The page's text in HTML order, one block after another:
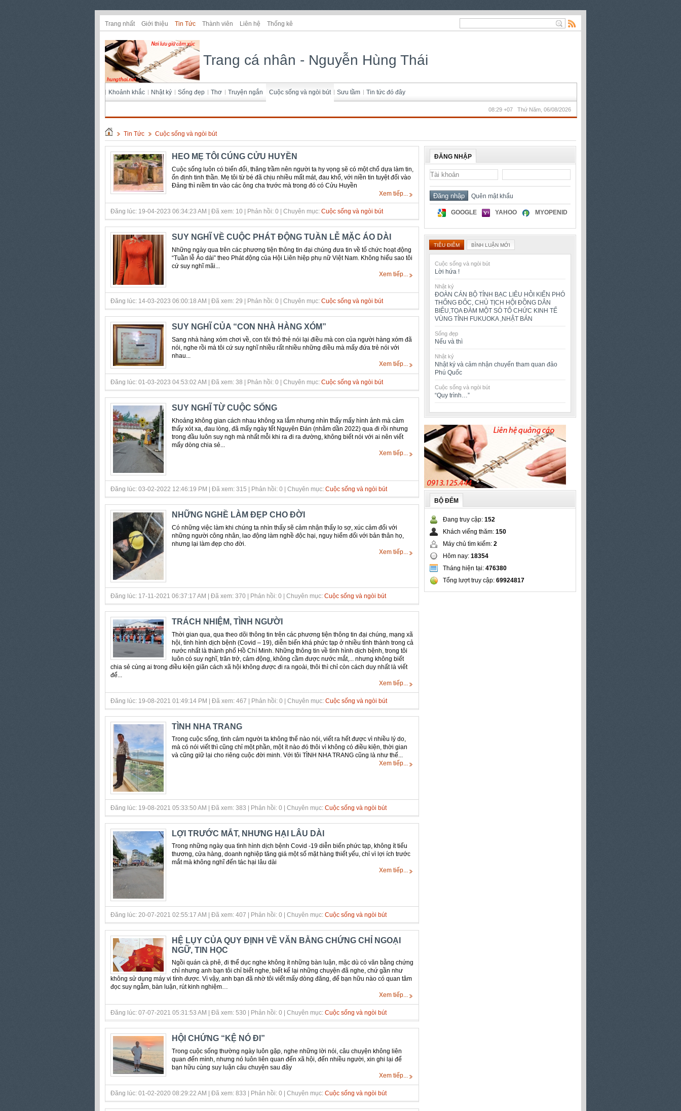
Trang nhất Giới thiệu Tin Tức Thành viên Liên hệ Thống kê
Trang cá nhân - Nguyễn Hùng Thái
Khoảnh khắc Nhật ký Sống đẹp Thơ Truyện ngắn Cuộc sống và ngòi bút Sưu tầm Tin tức đó đây
08:29 +07 Thứ Năm, 06/08/2026
Tin Tức Cuộc sống và ngòi bút
HEO MẸ TÔI CÚNG CỬU HUYỀN
Cuộc sống luôn có biến đổi, thăng trầm nên người ta hy vọng sẽ có một chổ dựa làm tin,
ổn định tinh thần. Mẹ tôi từ bé đã chịu nhiều mất mát, đau khổ, với niền tin tuyệt đối vào
Đảng thì niềm tin vào các ông cha trước mà trong đó có Cửu Huyền
Xem tiếp...
Đăng lúc: 19-04-2023 06:34:23 AM | Đã xem: 10 | Phản hồi: 0 | Chuyên mục: Cuộc sống và ngòi bút
SUY NGHĨ VỀ CUỘC PHÁT ĐỘNG TUẦN LỄ MẶC ÁO DÀI
Những ngày qua trên các phương tiện thông tin đại chúng đưa tin về tổ chức hoạt động
“Tuần lễ Áo dài” theo Phát động của Hội Liên hiệp phụ nữ Việt Nam. Không hiểu sao tôi
cứ suy nghĩ mãi...
Xem tiếp...
Đăng lúc: 14-03-2023 06:00:18 AM | Đã xem: 29 | Phản hồi: 0 | Chuyên mục: Cuộc sống và ngòi bút
SUY NGHĨ CỦA “CON NHÀ HÀNG XÓM”
Sang nhà hàng xóm chơi về, con tôi thỏ thẻ nói lại điều mà con của người hàng xóm đã
nói, nghe rồi mà tôi cứ suy nghĩ nhiều rất nhiều những điều mà mấy đứa trẻ nói với
nhau...
Xem tiếp...
Đăng lúc: 01-03-2023 04:53:02 AM | Đã xem: 38 | Phản hồi: 0 | Chuyên mục: Cuộc sống và ngòi bút
SUY NGHĨ TỪ CUỘC SỐNG
Khoảng không gian cách nhau không xa lắm nhưng nhìn thấy mấy hình ảnh mà cảm
thấy xót xa, đau lòng, đã mấy ngày tết Nguyên Đán (nhâm dần 2022) qua đi rồi nhưng
trong đầu luôn suy ngh mà nhất mỗi khi ra đi ra đường, không biết nói với ai nên viết
mấy dòng chia sẻ...
Xem tiếp...
Đăng lúc: 03-02-2022 12:46:19 PM | Đã xem: 315 | Phản hồi: 0 | Chuyên mục: Cuộc sống và ngòi bút
NHỮNG NGHỀ LÀM ĐẸP CHO ĐỜI
Có những việc làm khi chúng ta nhìn thấy sẽ cảm nhận thấy lo sợ, xúc cảm đối với
những người công nhân, lao động làm nghề độc hại, nguy hiểm đối với bản thân họ,
nhưng lại làm đẹp cho đời.
Xem tiếp...
Đăng lúc: 17-11-2021 06:37:17 AM | Đã xem: 370 | Phản hồi: 0 | Chuyên mục: Cuộc sống và ngòi bút
TRÁCH NHIỆM, TÌNH NGƯỜI
Thời gian qua, qua theo dõi thông tin trên các phương tiện thông tin đại chúng, mạng xã
hội, tình hình dịch bệnh (Covid – 19), diễn biến khá phức tạp ở nhiều tỉnh thành trong cả
nước nhất là thành phố Hồ Chí Minh. Những thông tin về tình hình dịch bệnh, trong tôi
luôn có suy nghĩ, trăn trở, cảm động, không cầm được nước mắt,... nhưng không biết
chia sẻ cùng ai trong điều kiện giãn cách xã hội không được đi ra ngoài, thôi thì chỉ còn cách duy nhất là viết
để...
Xem tiếp...
Đăng lúc: 19-08-2021 01:49:14 PM | Đã xem: 467 | Phản hồi: 0 | Chuyên mục: Cuộc sống và ngòi bút
TÌNH NHA TRANG
Trong cuộc sống, tình cảm người ta không thể nào nói, viết ra hết được vì nhiều lý do,
mà có nói viết thì cũng chỉ một phần, một ít nào đó thôi vì không có điều kiện, thời gian
và cũng giữ lại cho riêng cuộc đời minh. Với tôi TÌNH NHA TRANG cũng là như thế...
Xem tiếp...
Đăng lúc: 19-08-2021 05:33:50 AM | Đã xem: 383 | Phản hồi: 0 | Chuyên mục: Cuộc sống và ngòi bút
LỢI TRƯỚC MẮT, NHƯNG HẠI LÂU DÀI
Trong những ngày qua tình hình dịch bệnh Covid -19 diễn biến phức tạp, không ít tiểu
thương, cửa hàng, doanh nghiệp tăng giá một số mặt hàng thiết yếu, chỉ vì lợi ích trước
mắt mà không nghĩ đến tác hại lâu dài
Xem tiếp...
Đăng lúc: 20-07-2021 02:55:17 AM | Đã xem: 407 | Phản hồi: 0 | Chuyên mục: Cuộc sống và ngòi bút
HỆ LỤY CỦA QUY ĐỊNH VỀ VĂN BẰNG CHỨNG CHỈ NGOẠI
NGỮ, TIN HỌC
Ngồi quán cà phê, đi thể dục nghe không ít những bàn luận, mặc dù có văn bằng chứng
chỉ nhưng anh bạn tôi chỉ biết nghe, biết kế lại những chuyện đã nghe, chứ gần như
không sử dụng máy vi tính được. Vì vậy, anh bạn đã nhờ tôi viết mấy dòng đăng, để bạn hữu nào có quan tâm
đọc suy ngẫm, bàn luận, rút kinh nghiệm…
Xem tiếp...
Đăng lúc: 07-07-2021 05:31:53 AM | Đã xem: 530 | Phản hồi: 0 | Chuyên mục: Cuộc sống và ngòi bút
HỘI CHỨNG “KỆ NÓ ĐI”
Trong cuộc sống thường ngày luôn gặp, nghe những lời nói, câu chuyện không liên
quan đến mình, nhưng nó luôn liên quan đến xã hội, đến nhiều người, xin ghi lại để
bạn hữu cùng suy luận câu chuyện sau đây
Xem tiếp...
Đăng lúc: 01-02-2020 08:29:22 AM | Đã xem: 833 | Phản hồi: 0 | Chuyên mục: Cuộc sống và ngòi bút
ĐĂNG NHẬP
Quên mật khẩu
GOOGLE YAHOO MYOPENID
TIÊU ĐIỂM BÌNH LUẬN MỚI
Cuộc sống và ngòi bút
Lời hứa !
Nhật ký
ĐOÀN CÁN BỘ TỈNH BẠC LIÊU HỎ̀I KIẾN PHÓ
THỐNG ĐỐC, CHỦ TỊCH HỘI ĐỒNG DÂN
BIỂU,TỌA ĐÀM MỘT SÓ TỔ CHỨC KINH TẾ
VÙNG TỈNH FUKUOKA ,NHẬT BẢN
Sống đẹp
Nếu và thì
Nhật ký
Nhật ký và cảm nhận chuyến tham quan đảo
Phú Quốc
Cuộc sống và ngòi bút
“Quy trình…”
BỘ ĐẾM
Đang truy cập: 152
Khách viếng thăm: 150
Máy chủ tìm kiếm: 2
Hôm nay: 18354
Tháng hiện tại: 476380
Tổng lượt truy cập: 69924817